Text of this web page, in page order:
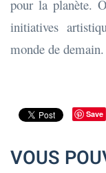
pour la planète.
initiatives
monde de demain.
Save
VOUS